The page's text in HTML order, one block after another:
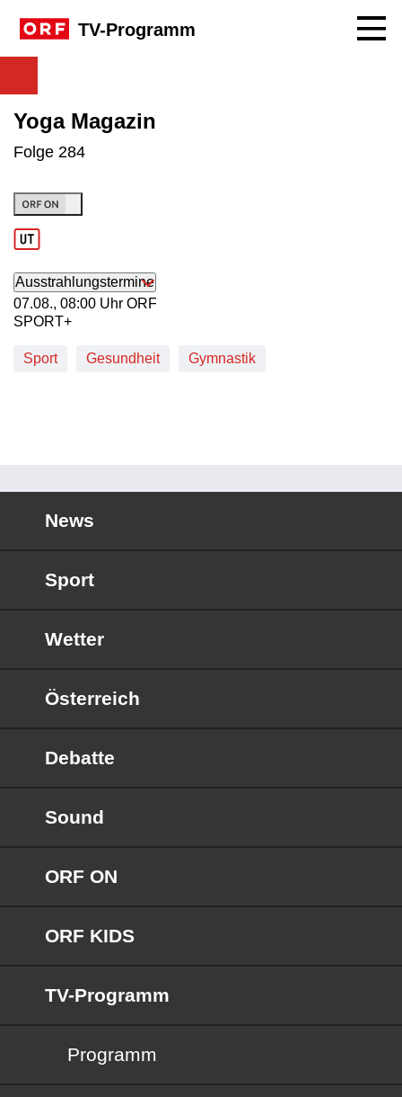
TV-Programm
Yoga Magazin
Folge 284
Ausstrahlungstermine
07. August, 08:00 Uhr in ORF SPORT+
07.08., 08:00 Uhr ORF
SPORT+
Sport Gesundheit Gymnastik
News
Sport
Wetter
Österreich
Debatte
Sound
ORF ON
ORF KIDS
TV-Programm
Programm